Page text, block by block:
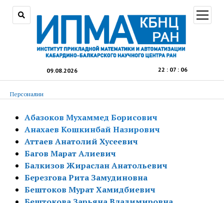
09.08.2026 22 : 07 : 07
меню
Персоналии
Абазоков Мухаммед Борисович
Анахаев Кошкинбай Назирович
Аттаев Анатолий Хусеевич
Багов Марат Алиевич
Балкизов Жираслан Анатольевич
Березгова Рита Замудиновна
Бештоков Мурат Хамидбиевич